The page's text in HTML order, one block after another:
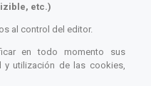
etc.)
al control del editor.
en todo momento sus
y utilización de las cookies,